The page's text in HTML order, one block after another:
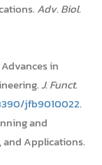
Adv. Biol.
in
J. Funct.
jfb9010022.
and
and Applications.